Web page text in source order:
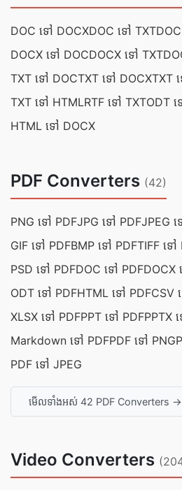
DOC ទៅ DOCXDOC ទៅ TXT
DOCX ទៅ DOCDOCX ទៅ TXT
TXT ទៅ DOCTXT ទៅ DOCXTXT
TXT ទៅ HTMLRTF ទៅ TXTODT
HTML ទៅ DOCX
PDF Converters (42)
PNG ទៅ PDFJPG ទៅ PDFJPEG
GIF ទៅ PDFBMP ទៅ PDFTIFF ទៅ
PSD ទៅ PDFDOC ទៅ PDFDOCX
ODT ទៅ PDFHTML ទៅ PDFCSV
XLSX ទៅ PDFPPT ទៅ PDFPPTX
Markdown ទៅ PDFPDF ទៅ PNG
PDF ទៅ JPEG
មើលទាំងអស់ 42 PDF Converters →
Video Converters